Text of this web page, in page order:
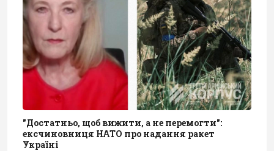
"Достатньо, щоб вижити, а не перемогти":
ексчиновниця НАТО про надання ракет
Україні